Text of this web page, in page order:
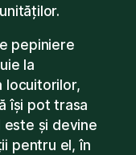
pepiniere
la
locuitorilor,
își pot trasa
este și devine
pentru el, în